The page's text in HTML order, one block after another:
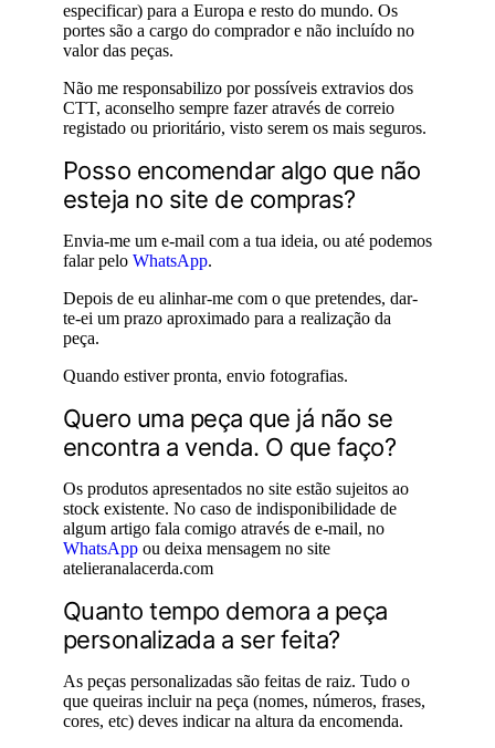
especificar) para a Europa e resto do mundo. Os
portes são a cargo do comprador e não incluído no
valor das peças.
Não me responsabilizo por possíveis extravios dos
CTT, aconselho sempre fazer através de correio
registado ou prioritário, visto serem os mais seguros.
Posso encomendar algo que não
esteja no site de compras?
Envia-me um e-mail com a tua ideia, ou até podemos
falar pelo WhatsApp.
Depois de eu alinhar-me com o que pretendes, dar-
te-ei um prazo aproximado para a realização da
peça.
Quando estiver pronta, envio fotografias.
Quero uma peça que já não se
encontra a venda. O que faço?
Os produtos apresentados no site estão sujeitos ao
stock existente. No caso de indisponibilidade de
algum artigo fala comigo através de e-mail, no
WhatsAppou deixa mensagem no site
atelieranalacerda.com
Quanto tempo demora a peça
personalizada a ser feita?
As peças personalizadas são feitas de raiz. Tudo o
que queiras incluir na peça (nomes, números, frases,
cores, etc) deves indicar na altura da encomenda.